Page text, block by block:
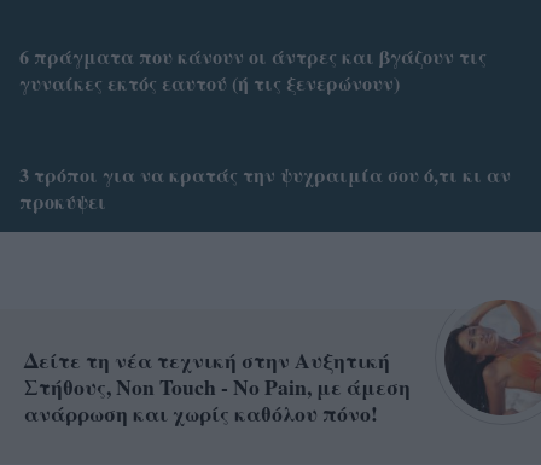
6 πράγματα που κάνουν οι άντρες και βγάζουν τις
γυναίκες εκτός εαυτού (ή τις ξενερώνουν)
3 τρόποι για να κρατάς την ψυχραιμία σου ό,τι κι αν
προκύψει
Δείτε τη νέα τεχνική στην Αυξητική
Στήθους, Non Touch - No Pain, με άμεση
ανάρρωση και χωρίς καθόλου πόνο!